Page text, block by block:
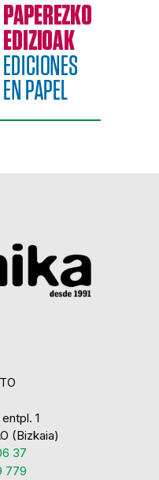
1
(Bizkaia)
37
779